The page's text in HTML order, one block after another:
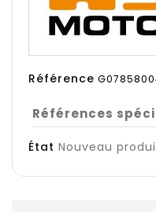
Référence
Références
État Nouveau